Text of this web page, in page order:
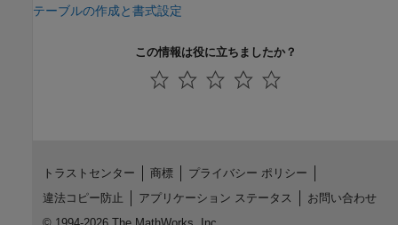
テーブルの作成と書式設定
この情報は役に立ちましたか？
トラストセンター 商標
プライバシー ポリシー
違法コピー防止
アプリケーション ステータス
お問い合わせ